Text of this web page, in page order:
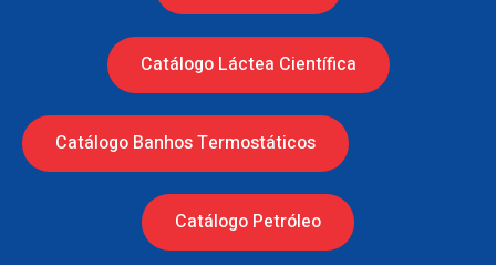
Catálogo Láctea Científica
Catálogo Banhos Termostáticos
Catálogo Petróleo